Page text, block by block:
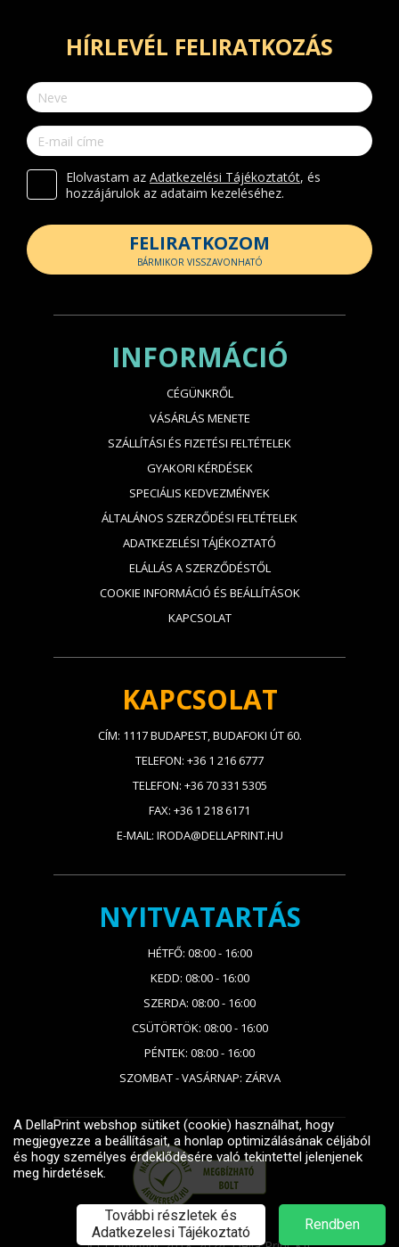
HÍRLEVÉL FELIRATKOZÁS
Elolvastam az Adatkezelési Tájékoztatót, és
hozzájárulok az adataim kezeléséhez.
FELIRATKOZOM
BÁRMIKOR VISSZAVONHATÓ
INFORMÁCIÓ
CÉGÜNKRŐL
VÁSÁRLÁS MENETE
SZÁLLÍTÁSI ÉS FIZETÉSI FELTÉTELEK
GYAKORI KÉRDÉSEK
SPECIÁLIS KEDVEZMÉNYEK
ÁLTALÁNOS SZERZŐDÉSI FELTÉTELEK
ADATKEZELÉSI TÁJÉKOZTATÓ
ELÁLLÁS A SZERZŐDÉSTŐL
COOKIE INFORMÁCIÓ ÉS BEÁLLÍTÁSOK
KAPCSOLAT
KAPCSOLAT
CÍM: 1117 BUDAPEST, BUDAFOKI ÚT 60.
TELEFON: +36 1 216 6777
TELEFON: +36 70 331 5305
FAX: +36 1 218 6171
E-MAIL: IRODA@DELLAPRINT.HU
NYITVATARTÁS
HÉTFŐ: 08:00 - 16:00
KEDD: 08:00 - 16:00
SZERDA: 08:00 - 16:00
CSÜTÖRTÖK: 08:00 - 16:00
PÉNTEK: 08:00 - 16:00
SZOMBAT - VASÁRNAP: ZÁRVA